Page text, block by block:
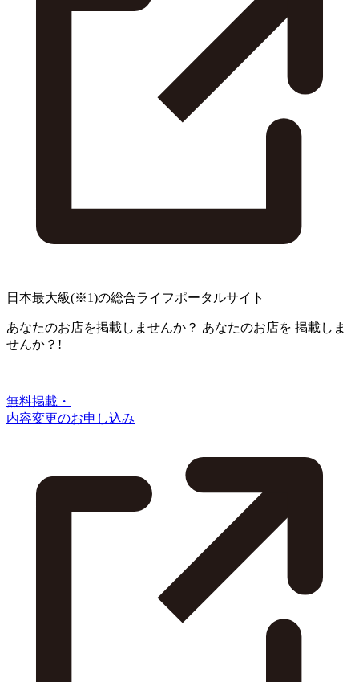
日本最大級(※1)の総合ライフポータルサイト
あなたのお店を掲載しませんか？ あなたのお店を 掲載しま
せんか？!
無料掲載・
内容変更のお申し込み